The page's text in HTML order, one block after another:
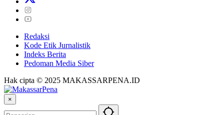
Redaksi
Kode Etik Jurnalistik
Indeks Berita
Pedoman Media Siber
Hak cipta © 2025 MAKASSARPENA.ID
×